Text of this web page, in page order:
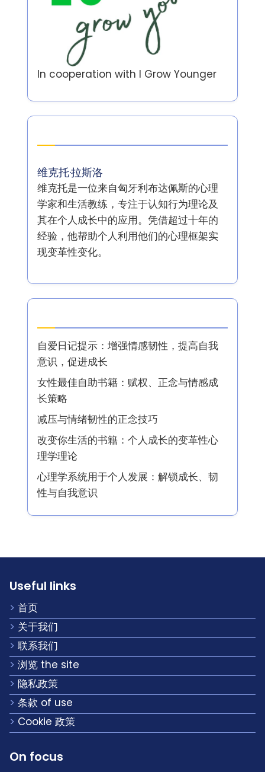
In cooperation with I Grow Younger
维克托·拉斯洛
维克托是一位来自匈牙利布达佩斯的心理
学家和生活教练，专注于认知行为理论及
其在个人成长中的应用。凭借超过十年的
经验，他帮助个人利用他们的心理框架实
现变革性变化。
自爱日记提示：增强情感韧性，提高自我
意识，促进成长
女性最佳自助书籍：赋权、正念与情感成
长策略
减压与情绪韧性的正念技巧
改变你生活的书籍：个人成长的变革性心
理学理论
心理学系统用于个人发展：解锁成长、韧
性与自我意识
Useful links
首页
关于我们
联系我们
浏览 the site
隐私政策
条款 of use
Cookie 政策
On focus